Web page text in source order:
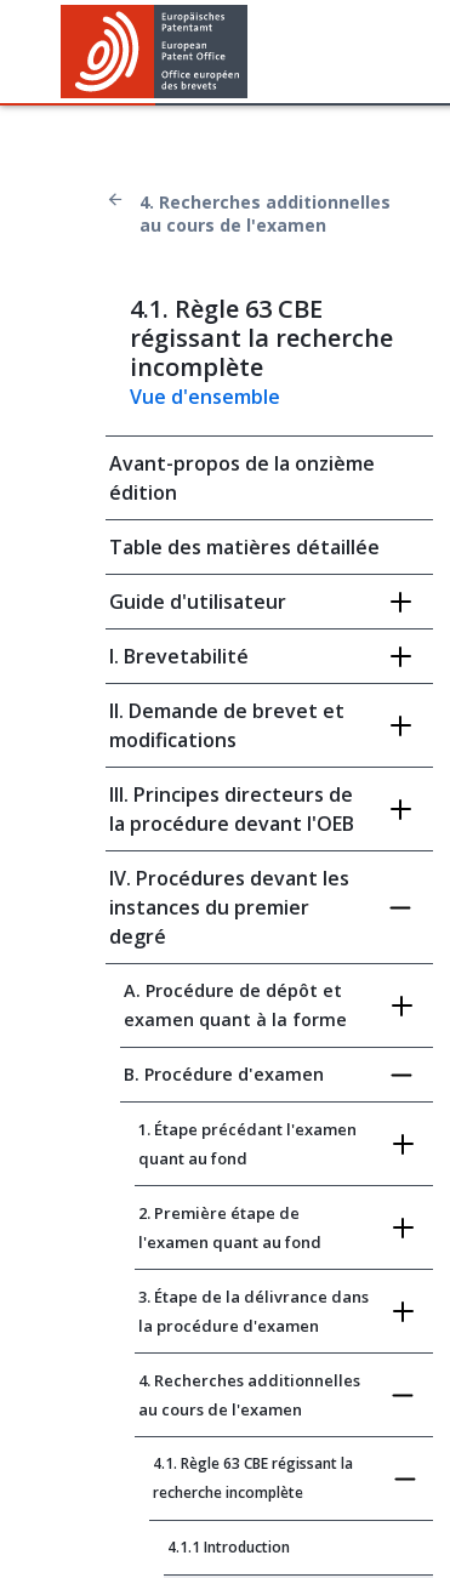
4. Recherches additionnelles
au cours de l'examen
4.1. Règle 63 CBE
régissant la recherche
incomplète
Vue d'ensemble
Avant-propos de la onzième
édition
Table des matières détaillée
Guide d'utilisateur
I. Brevetabilité
II. Demande de brevet et
modifications
III. Principes directeurs de
la procédure devant l'OEB
IV. Procédures devant les
instances du premier
degré
A. Procédure de dépôt et
examen quant à la forme
B. Procédure d'examen
1. Étape précédant l'examen
quant au fond
2. Première étape de
l'examen quant au fond
3. Étape de la délivrance dans
la procédure d'examen
4. Recherches additionnelles
au cours de l'examen
4.1. Règle 63 CBE régissant la
recherche incomplète
4.1.1 Introduction